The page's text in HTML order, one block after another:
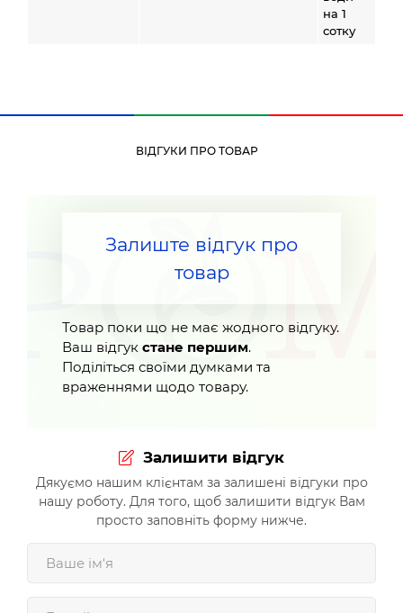
на 1
сотку
ВІДГУКИ ПРО ТОВАР
Залиште відгук про
товар
Товар поки що не має жодного відгуку.
Ваш відгук стане першим.
Поділіться своїми думками та
враженнями щодо товару.
Залишити відгук
Дякуємо нашим клієнтам за залишені відгуки про
нашу роботу. Для того, щоб залишити відгук Вам
просто заповніть форму нижче.